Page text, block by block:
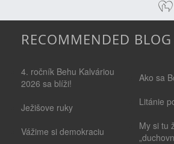
RECOMMENDED BLOG
4. ročník Behu Kalváriou
2026 sa blíži!
Ježišove ruky
Vážime si demokraciu
Ako sa
Litánie
My si tu